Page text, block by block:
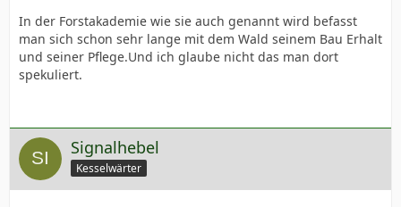
In der Forstakademie wie sie auch genannt wird befasst
man sich schon sehr lange mit dem Wald seinem Bau Erhalt
und seiner Pflege.Und ich glaube nicht das man dort
spekuliert.
Signalhebel
Kesselwärter